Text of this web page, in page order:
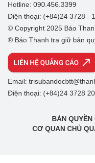
Hotline: 090.456.3399
Điện thoại: (+84)24 3728 -
© Copyright 2025 Báo
® Báo Thanh tra giữ bản
LIÊN HỆ QUẢNG CÁO
Email:
Điện thoại: (+84)24 3728
BẢN
CƠ QUAN CHỦ